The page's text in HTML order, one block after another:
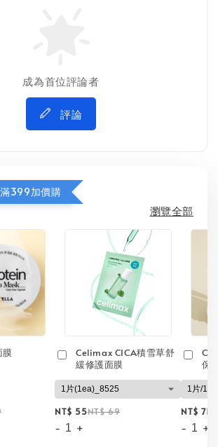
成為首位評論者
評論
399加價購
瀏覽全部
膜
Celimax CICA積雪草舒
緩修護面膜
NT$ 55NT$ 69
- +
保
NT$ 71
- +